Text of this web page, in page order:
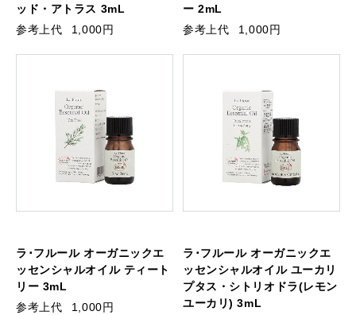
ッド・アトラス 3mL
参考上代
1,000円
ー 2mL
参考上代
1,000円
ラ･フルール オーガニックエ
ッセンシャルオイル ティート
リー 3mL
参考上代
1,000円
ラ･フルール オーガニックエ
ッセンシャルオイル ユーカリ
プタス・シトリオドラ(レモン
ユーカリ) 3mL